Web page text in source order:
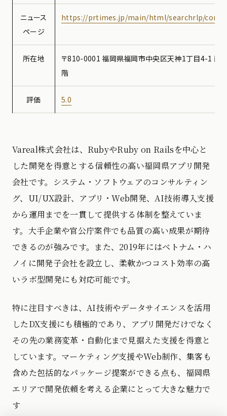
ニュース
ページ
https://prtimes.jp/main/html/searchrlp/
所在地
〒810-0001 福岡県福岡市中央区天神1丁目4-1 西
階
評価 5.0
Vareal株式会社は、RubyやRuby on Railsを中心と
した開発を得意とする信頼性の高い福岡県アプリ開発
会社です。システム・ソフトウェアのコンサルティン
グ、UI/UX設計、アプリ・Web開発、AI技術導入支援
から運用までを一貫して提供する体制を整えていま
す。大手企業や官公庁案件でも品質の高い成果が期待
できるのが強みです。また、2019年にはベトナム・ハ
ノイに開発子会社を設立し、柔軟かつコスト効率の高
いラボ型開発にも対応可能です。
特に注目すべきは、AI技術やデータサイエンスを活用
したDX支援にも積極的であり、アプリ開発だけでなく
その先の業務変革・自動化まで見据えた支援を得意と
しています。マーケティング支援やWeb制作、集客も
含めた包括的なパッケージ提案ができる点も、福岡県
エリアで開発依頼を考える企業にとって大きな魅力で
す